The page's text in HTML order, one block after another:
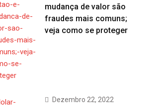
mudança de valor são
fraudes mais comuns;
veja como se proteger
Dezembro 22, 2022